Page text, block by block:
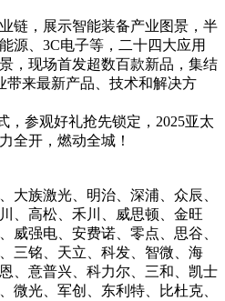
，展示智能装备产业图景，半
源、3C电子等，二十四大应用
，现场首发超数百款新品，集结
带来最新产品、技术和解决方
族激光、明治、深浦、众辰、
、高松、禾川、威思顿、金旺
威强电、安费诺、零点、思谷、
三铭、天立、科发、智微、海
、意普兴、科力尔、三和、凯士
微光、军创、东利特、比杜克、